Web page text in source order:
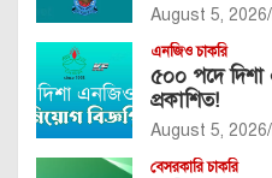
August 5, 2026
এনজিও চাকরি
৫০০ পদে দিশা
প্রকাশিত!
August 5, 2026
বেসরকারি চাকরি